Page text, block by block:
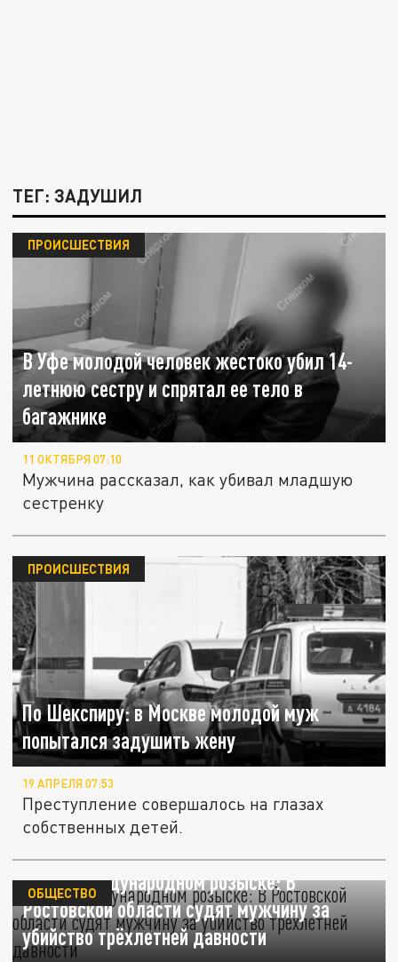
ТЕГ: ЗАДУШИЛ
В Уфе молодой человек жестоко убил 14-
летнюю сестру и спрятал ее тело в
багажнике
ПРОИСШЕСТВИЯ
11 ОКТЯБРЯ 07:10
Мужчина рассказал, как убивал младшую
сестренку
По Шекспиру: в Москве молодой муж
попытался задушить жену
ПРОИСШЕСТВИЯ
19 АПРЕЛЯ 07:53
Преступление совершалось на глазах
собственных детей.
Был в международном розыске: В
Ростовской области судят мужчину за
убийство трёхлетней давности
ОБЩЕСТВО